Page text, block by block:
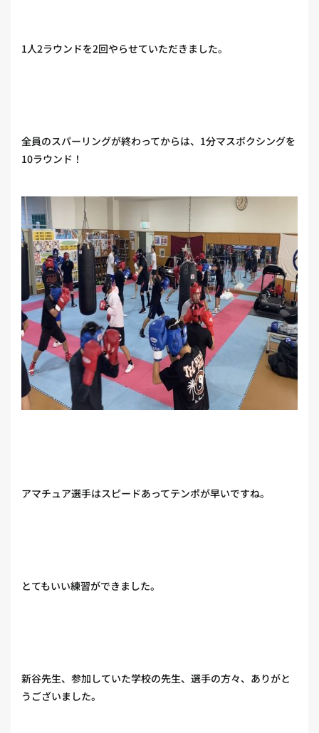
1人2ラウンドを2回やらせていただきました。
全員のスパーリングが終わってからは、1分マスボクシングを
10ラウンド！
アマチュア選手はスピードあってテンポが早いですね。
とてもいい練習ができました。
新谷先生、参加していた学校の先生、選手の方々、ありがと
うございました。